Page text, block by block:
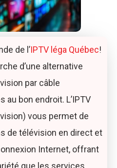
de l’IPTV léga Québec!
d’une alternative
par câble
au bon endroit. L’IPTV
vous permet de
de télévision en direct et
Internet, offrant
que les services